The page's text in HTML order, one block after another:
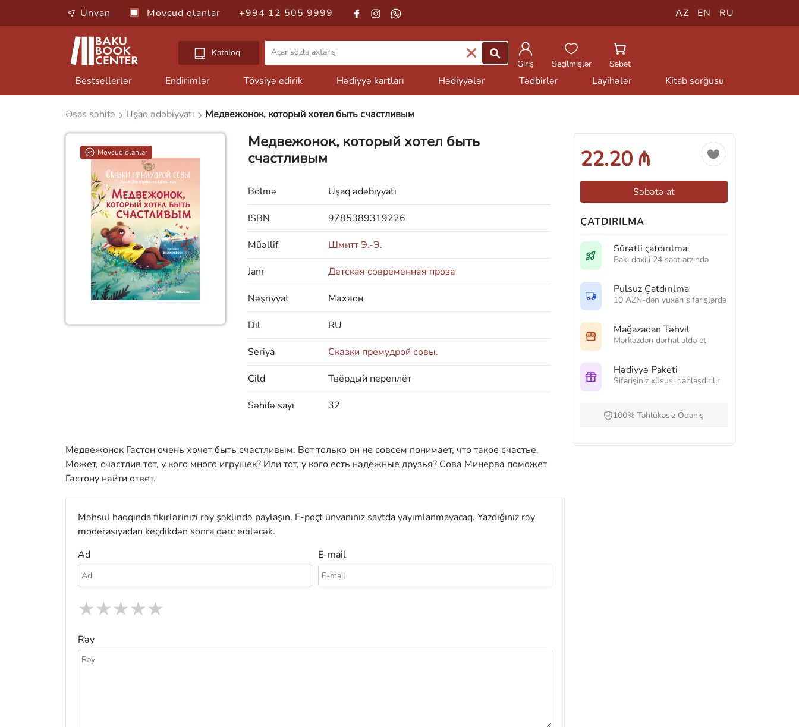
Ünvan Mövcud olanlar +994 12 505 9999 AZ EN RU
Kataloq
Giriş
Seçilmişlər Səbət
Bestsellerlər Endirimlər Tövsiyə edirik Hədiyyə kartları Hədiyyələr Tədbirlər Layihələr Kitab sorğusu
Əsas səhifə Uşaq ədəbiyyatı Медвежонок, который хотел быть счастливым
Mövcud olanlar
Медвежонок, который хотел быть
счастливым
Bölmə Uşaq ədəbiyyatı
ISBN 9785389319226
Müəllif Шмитт Э.-Э.
Janr Детская современная проза
Nəşriyyat Махаон
Dil RU
Seriya Сказки премудрой совы.
Cild Твёрдый переплёт
Səhifə sayı 32
Медвежонок Гастон очень хочет быть счастливым. Вот только он не совсем понимает, что такое счастье.
Может, счастлив тот, у кого много игрушек? Или тот, у кого есть надёжные друзья? Сова Минерва поможет
Гастону найти ответ.
Məhsul haqqında fikirlərinizi rəy şəklində paylaşın. E-poçt ünvanınız saytda yayımlanmayacaq. Yazdığınız rəy
moderasiyadan keçdikdən sonra dərc ediləcək.
Ad
E-mail
★
★
★
★
★
Rəy
22.20 ₼
Səbətə at
ÇATDIRILMA
Sürətli çatdırılma
Bakı daxili 24 saat ərzində
Pulsuz Çatdırılma
10 AZN-dən yuxarı sifarişlərdə
Mağazadan Təhvil
Mərkəzdən dərhal əldə et
Hədiyyə Paketi
Sifarişiniz xüsusi qablaşdırılır
100% Təhlükəsiz Ödəniş